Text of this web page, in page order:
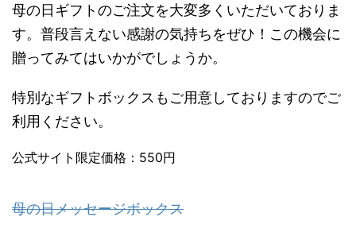
母の日ギフトのご注文を大変多くいただいておりま
す。普段言えない感謝の気持ちをぜひ！この機会に
贈ってみてはいかがでしょうか。
特別なギフトボックスもご用意しておりますのでご
利用ください。
公式サイト限定価格：550円
母の日メッセージボックス